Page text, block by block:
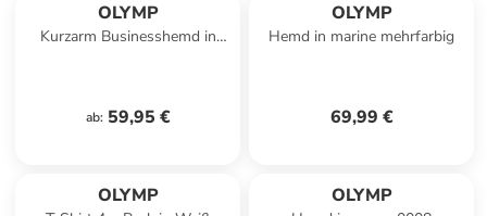
OLYMP
Kurzarm Businesshemd in
ab: 59,95 €
OLYMP
Hemd in marine mehrfarbig
69,99 €
OLYMP OLYMP